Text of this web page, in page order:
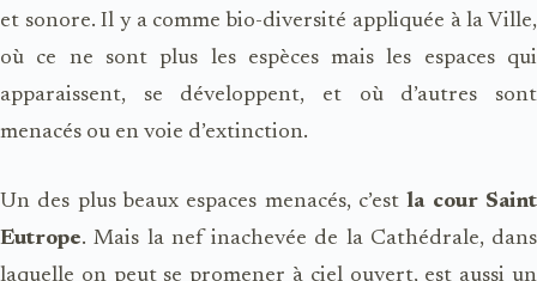
et sonore. Il y a comme bio-diversité appliquée à la Ville,
où ce ne sont plus les espèces mais les espaces qui
apparaissent, se développent, et où d’autres sont
menacés ou en voie d’extinction.
Un des plus beaux espaces menacés, c’est la cour Saint
Eutrope. Mais la nef inachevée de la Cathédrale, dans
laquelle on peut se promener à ciel ouvert, est aussi un